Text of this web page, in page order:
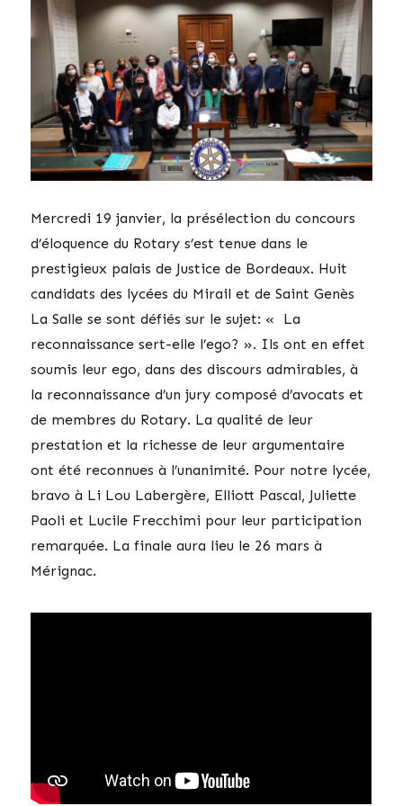
Mercredi 19 janvier, la présélection du concours
d’éloquence du Rotary s’est tenue dans le
prestigieux palais de Justice de Bordeaux. Huit
candidats des lycées du Mirail et de Saint Genès
La Salle se sont défiés sur le sujet: « La
reconnaissance sert-elle l’ego? ». Ils ont en effet
soumis leur ego, dans des discours admirables, à
la reconnaissance d’un jury composé d’avocats et
de membres du Rotary. La qualité de leur
prestation et la richesse de leur argumentaire
ont été reconnues à l’unanimité. Pour notre lycée,
bravo à Li Lou Labergère, Elliott Pascal, Juliette
Paoli et Lucile Frecchimi pour leur participation
remarquée. La finale aura lieu le 26 mars à
Mérignac.